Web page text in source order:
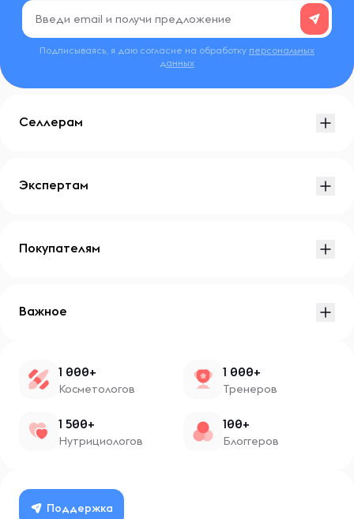
Подписываясь, я даю согласие на обработку персональных
данных
Селлерам
Экспертам
Покупателям
Важное
1 000+
Косметологов
1 000+
Тренеров
1 500+
Нутрициологов
100+
Блоггеров
Поддержка